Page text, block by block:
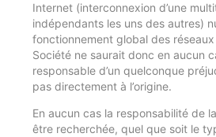
Internet (interconnexion d’une
indépendants les uns des autres)
fonctionnement global des
Société ne saurait donc en aucun
responsable d’un quelconque
pas directement à l’origine.
En aucun cas la responsabilité de
être recherchée, quel que soit le